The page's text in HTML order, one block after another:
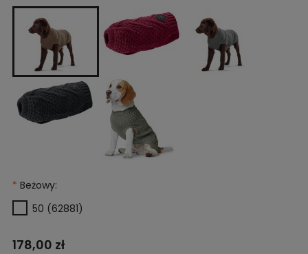
* Beżowy:
50 (62881)
178,00 zł